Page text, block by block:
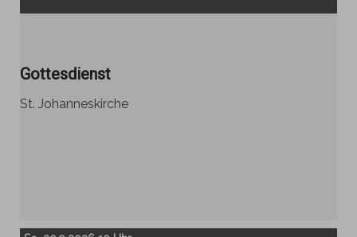
Gottesdienst
St. Johanneskirche